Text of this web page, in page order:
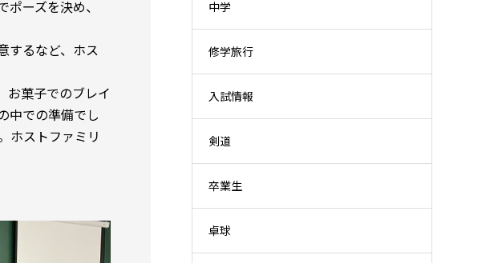
ーズを決め、
するなど、ホス
お菓子でのブレイ
中での準備でし
ホストファミリ
中学
修学旅行
入試情報
剣道
卒業生
卓球